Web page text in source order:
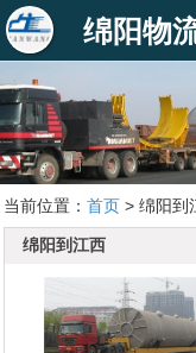
绵阳物
当前位置： 首页> 绵阳到
绵阳到江西